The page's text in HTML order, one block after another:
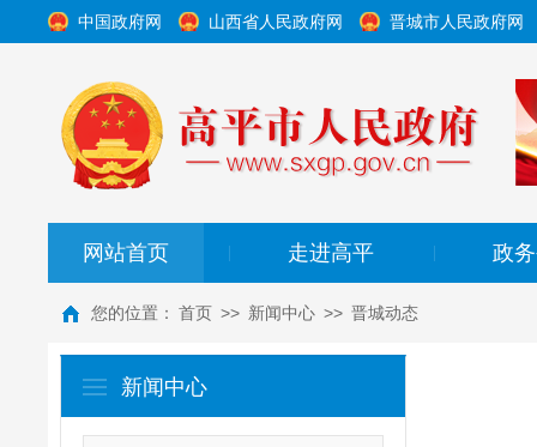
中国政府网 山西省人民政府网 晋城市人民政府网
网站首页 走进高平 政
您的位置： 首页 >> 新闻中心 >> 晋城动态
新闻中心